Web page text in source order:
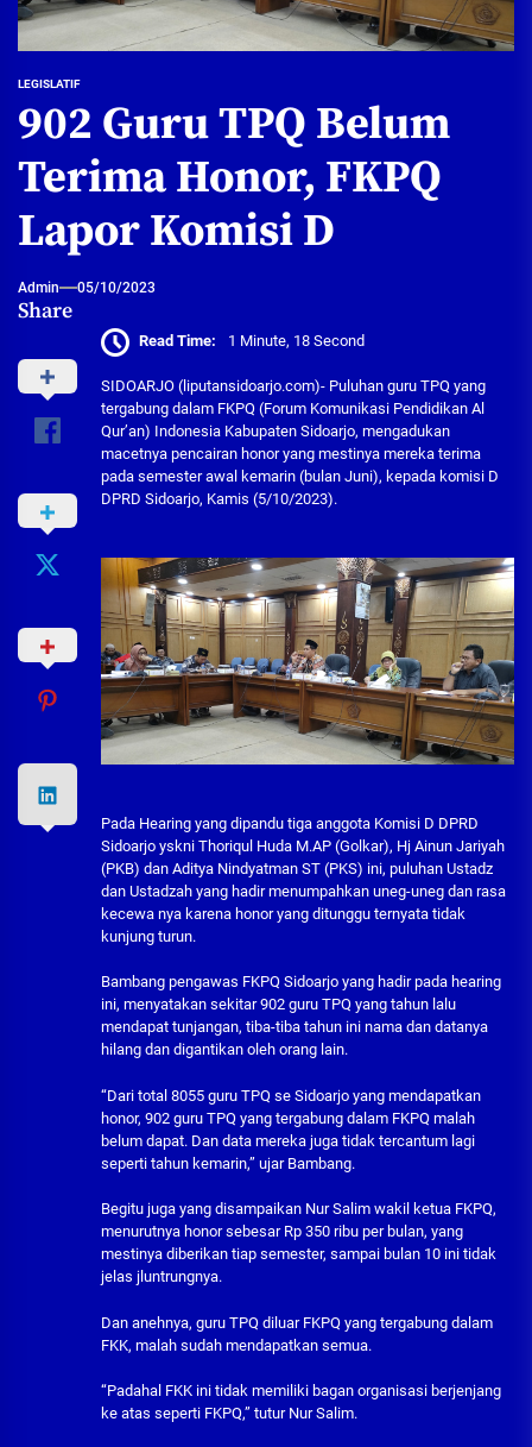
LEGISLATIF
902 Guru TPQ Belum
Terima Honor, FKPQ
Lapor Komisi D
Admin 05/10/2023
Share
Read Time: 1 Minute, 18 Second
SIDOARJO (liputansidoarjo.com)- Puluhan guru TPQ yang
tergabung dalam FKPQ (Forum Komunikasi Pendidikan Al
Qur’an) Indonesia Kabupaten Sidoarjo, mengadukan
macetnya pencairan honor yang mestinya mereka terima
pada semester awal kemarin (bulan Juni), kepada komisi D
DPRD Sidoarjo, Kamis (5/10/2023).
Pada Hearing yang dipandu tiga anggota Komisi D DPRD
Sidoarjo yskni Thoriqul Huda M.AP (Golkar), Hj Ainun Jariyah
(PKB) dan Aditya Nindyatman ST (PKS) ini, puluhan Ustadz
dan Ustadzah yang hadir menumpahkan uneg-uneg dan rasa
kecewa nya karena honor yang ditunggu ternyata tidak
kunjung turun.
Bambang pengawas FKPQ Sidoarjo yang hadir pada hearing
ini, menyatakan sekitar 902 guru TPQ yang tahun lalu
mendapat tunjangan, tiba-tiba tahun ini nama dan datanya
hilang dan digantikan oleh orang lain.
“Dari total 8055 guru TPQ se Sidoarjo yang mendapatkan
honor, 902 guru TPQ yang tergabung dalam FKPQ malah
belum dapat. Dan data mereka juga tidak tercantum lagi
seperti tahun kemarin,” ujar Bambang.
Begitu juga yang disampaikan Nur Salim wakil ketua FKPQ,
menurutnya honor sebesar Rp 350 ribu per bulan, yang
mestinya diberikan tiap semester, sampai bulan 10 ini tidak
jelas jluntrungnya.
Dan anehnya, guru TPQ diluar FKPQ yang tergabung dalam
FKK, malah sudah mendapatkan semua.
“Padahal FKK ini tidak memiliki bagan organisasi berjenjang
ke atas seperti FKPQ,” tutur Nur Salim.